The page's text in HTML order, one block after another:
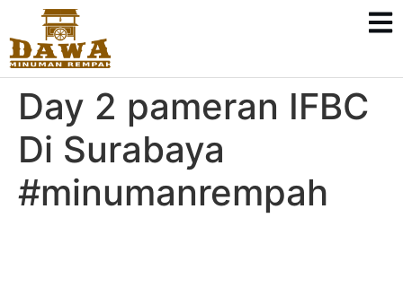
Day 2 pameran IFBC
Di Surabaya
#minumanrempah